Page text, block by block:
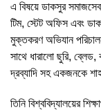
এ বিষয়ে ডাকসুর
টিম, স্টেট অফিস এবং
মুক্তকরণ অভিযান
সাথে ধারালো ছুরি,
দ্রব্যাদি সহ একজনকে
তিনি বিশ্ববিদ্যালয়ের